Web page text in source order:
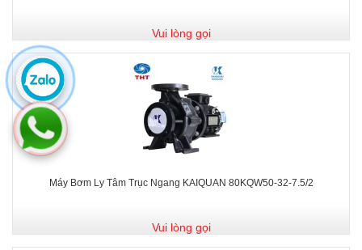
Vui lòng gọi
Máy Bơm Ly Tâm Trục Ngang KAIQUAN 80KQW50-32-7.5/2
Vui lòng gọi